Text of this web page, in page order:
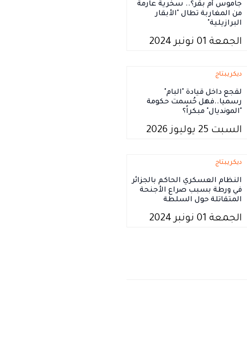
جاموس أم بقر؟.. سخرية عارمة
من المغاربة تطال "الأبقار
البرازيلية"
الجمعة 01 نونبر 2024
ديكريبتاج
لقجع داخل قيادة "البام"
رسميا..فهل حُسمت حكومة
"المونديال" مبكراً؟
السبت 25 يوليوز 2026
ديكريبتاج
النظام العسكري الحاكم بالجزائر
في ورطة بسبب صراع الأجنحة
المتقاتلة حول السلطة
الجمعة 01 نونبر 2024